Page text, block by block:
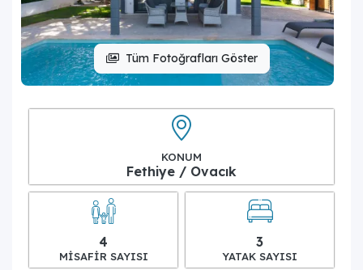
Tüm Fotoğrafları Göster
KONUM
Fethiye / Ovacık
4
MISAFIR SAYISI
3
YATAK SAYISI